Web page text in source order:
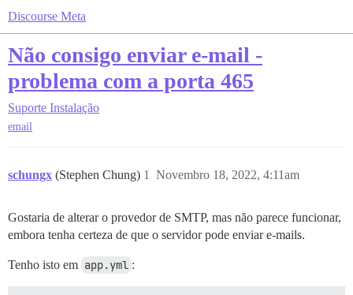
Discourse Meta
Não consigo enviar e-mail -
problema com a porta 465
Suporte Instalação
email
schungx (Stephen Chung) Novembro 18, 2022, 4:11am
1
Gostaria de alterar o provedor de SMTP, mas não parece funcionar,
embora tenha certeza de que o servidor pode enviar e-mails.
Tenho isto em app.yml :